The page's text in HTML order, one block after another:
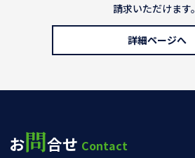
請求いただけます。
詳細ページへ
お問合せ Contact